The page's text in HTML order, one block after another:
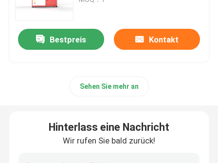
Bestpreis Kontakt
Sehen Sie mehr an
Hinterlass eine Nachricht
Wir rufen Sie bald zurück!